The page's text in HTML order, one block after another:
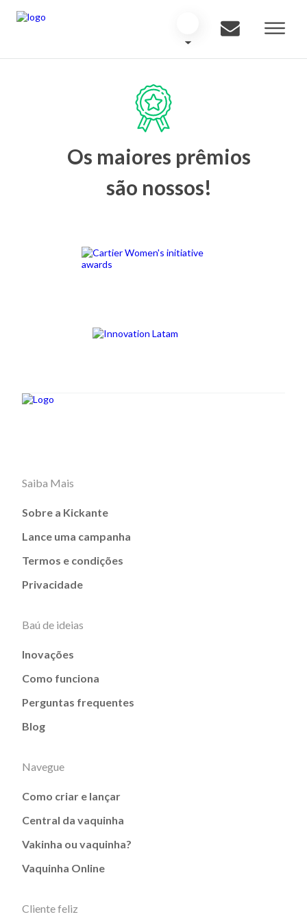
Os maiores prêmios
são nossos!
Saiba Mais
Sobre a Kickante
Lance uma campanha
Termos e condições
Privacidade
Baú de ideias
Inovações
Como funciona
Perguntas frequentes
Blog
Navegue
Como criar e lançar
Central da vaquinha
Vakinha ou vaquinha?
Vaquinha Online
Cliente feliz